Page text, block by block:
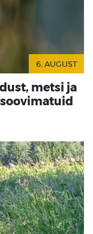
6. AUGUST
metsi ja
soovimatuid